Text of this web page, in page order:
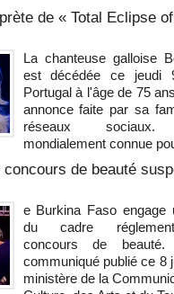
de « Total Eclipse
La chanteuse galloise
est décédée ce jeudi
Portugal à l'âge de 75
annonce faite par sa
réseaux sociaux.
mondialement connue
de beauté
e Burkina Faso engage
du cadre
concours de
communiqué publié ce 8
ministère de la